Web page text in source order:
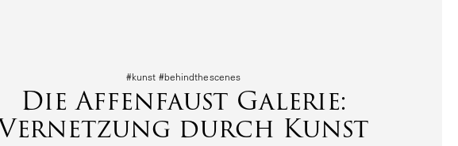
#kunst #behind­the­s­cenes
Die Affenfaust Galerie:
Vernetzung durch Kunst